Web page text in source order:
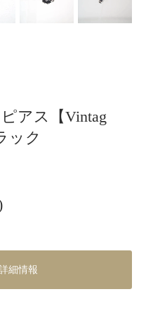
アス【Vintag
ック
細情報